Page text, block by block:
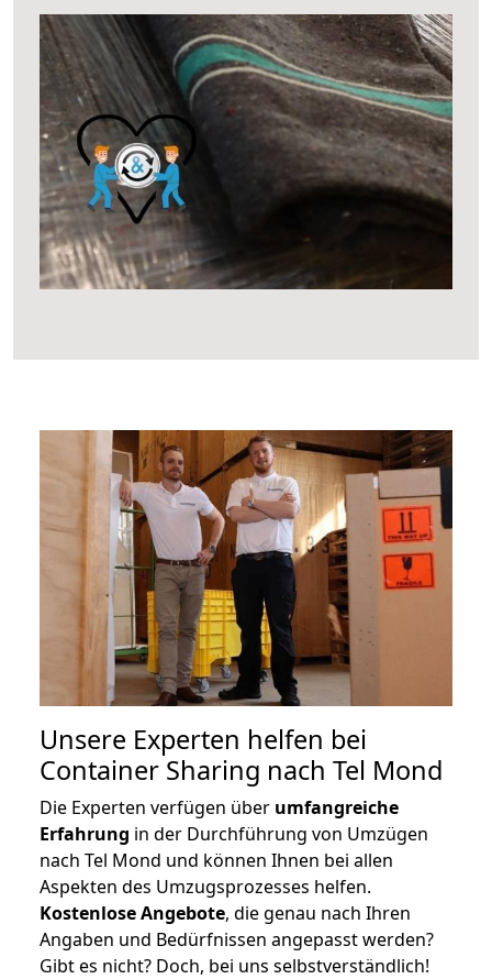
Unsere Experten helfen bei
Container Sharing nach Tel Mond
Die Experten verfügen über umfangreiche
Erfahrung in der Durchführung von Umzügen
nach Tel Mond und können Ihnen bei allen
Aspekten des Umzugsprozesses helfen.
Kostenlose Angebote, die genau nach Ihren
Angaben und Bedürfnissen angepasst werden?
Gibt es nicht? Doch, bei uns selbstverständlich!